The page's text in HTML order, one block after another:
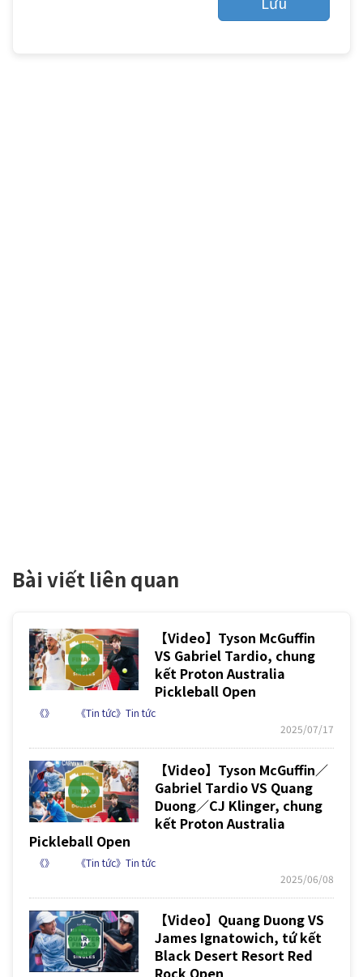
Bài viết liên quan
【Video】Tyson McGuffin
VS Gabriel Tardio, chung
kết Proton Australia
Pickleball Open
《》
《Tin tức》Tin tức
2025/07/17
【Video】Tyson McGuffin／
Gabriel Tardio VS Quang
Duong／CJ Klinger, chung
kết Proton Australia
Pickleball Open
《》
《Tin tức》Tin tức
2025/06/08
【Video】Quang Duong VS
James Ignatowich, tứ kết
Black Desert Resort Red